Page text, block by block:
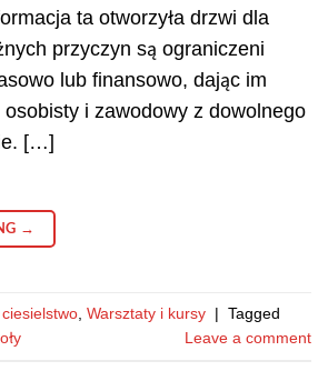
ta otworzyła drzwi dla
przyczyn są ograniczeni
lub finansowo, dając im
i zawodowy z dowolnego
[…]
→
, Warsztaty i kursy | Tagged
Leave a comment